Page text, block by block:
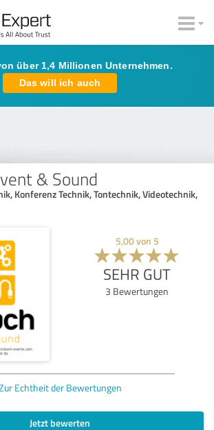
über 1,4 Millionen Unternehmen.
Das will ich auch
& Sound
Konferenz Technik, Tontechnik, Videotechnik,
5,00von 5
SEHR GUT
3 Bewertungen
Echtheit der Bewertungen
Jetzt bewerten